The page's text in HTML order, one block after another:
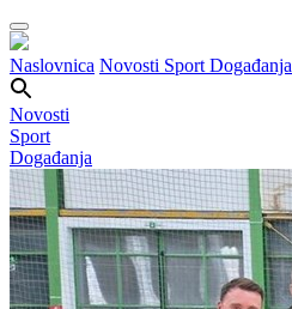
Naslovnica Novosti Sport Događanja
Novosti
Sport
Događanja